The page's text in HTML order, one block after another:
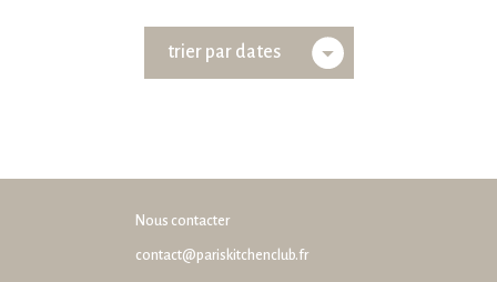
trier par dates
Nous contacter
contact@pariskitchenclub.fr